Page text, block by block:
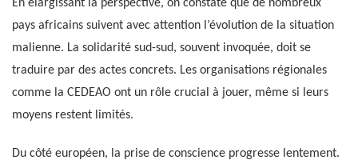
En élargissant la perspective, on constate que de nombreux
pays africains suivent avec attention l’évolution de la situation
malienne. La solidarité sud-sud, souvent invoquée, doit se
traduire par des actes concrets. Les organisations régionales
comme la CEDEAO ont un rôle crucial à jouer, même si leurs
moyens restent limités.
Du côté européen, la prise de conscience progresse lentement.